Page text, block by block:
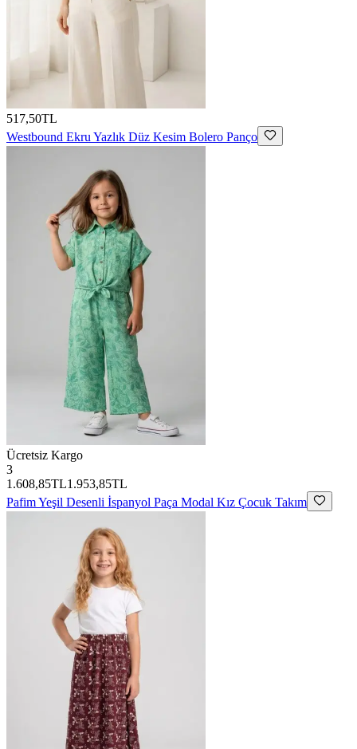
517,50TL
Westbound Ekru Yazlık Düz Kesim Bolero Panço
Ücretsiz Kargo
3
1.608,85TL1.953,85TL
PafimYeşil Desenli İspanyol Paça Modal Kız Çocuk Takım